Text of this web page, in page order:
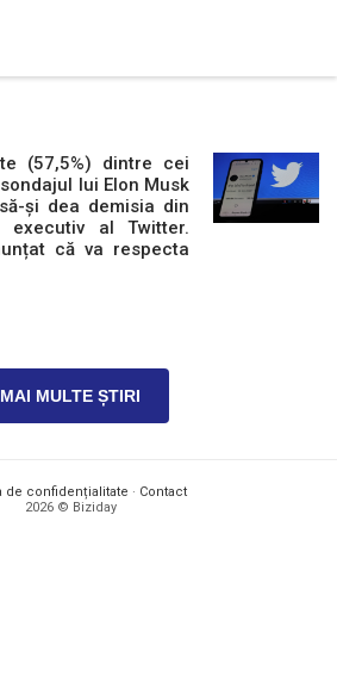
(57,5%) dintre cei
lui Elon Musk
și dea demisia din
al Twitter.
că va respecta
MAI MULTE ȘTIRI
de confidențialitate · Contact
2026 © Biziday